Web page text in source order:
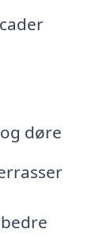
døre